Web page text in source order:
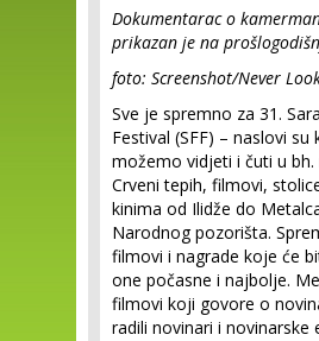
Dokumentarac o
prikazan je na
foto: Screenshot/Never
Sve je spremno za 31.
Festival (SFF) – naslovi su
možemo vidjeti i čuti u bh.
Crveni tepih, filmovi,
kinima od Ilidže do
Narodnog pozorišta.
filmovi i nagrade koje će
one počasne i najbolje.
filmovi koji govore o
radili novinari i novinarske